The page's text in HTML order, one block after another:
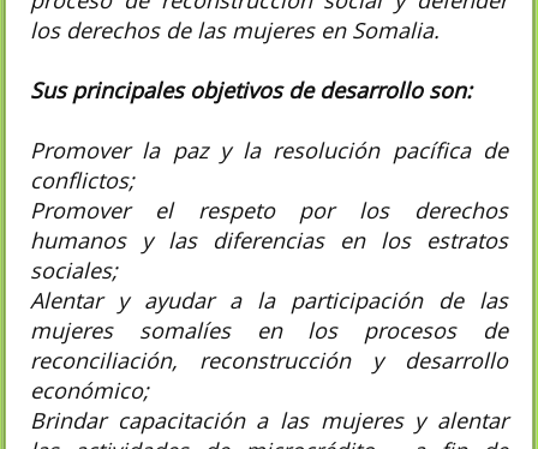
los derechos de las mujeres en Somalia.
Sus principales objetivos de desarrollo son:
Promover la paz y la resolución pacífica de
conflictos;
Promover el respeto por los derechos
humanos y las diferencias en los estratos
sociales;
Alentar y ayudar a la participación de las
mujeres somalíes en los procesos de
reconciliación, reconstrucción y desarrollo
económico;
Brindar capacitación a las mujeres y alentar